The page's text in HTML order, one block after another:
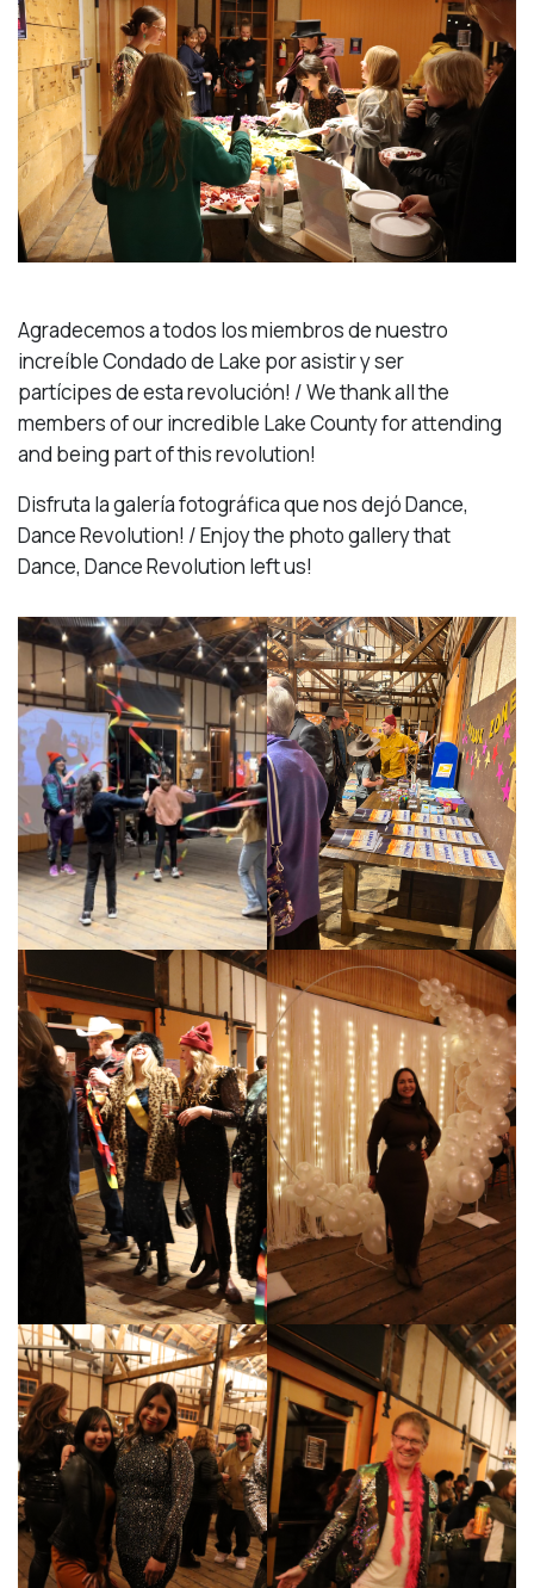
Agradecemos a todos los miembros de nuestro
increíble Condado de Lake por asistir y ser
partícipes de esta revolución! / We thank all the
members of our incredible Lake County for attending
and being part of this revolution!
Disfruta la galería fotográfica que nos dejó Dance,
Dance Revolution! / Enjoy the photo gallery that
Dance, Dance Revolution left us!